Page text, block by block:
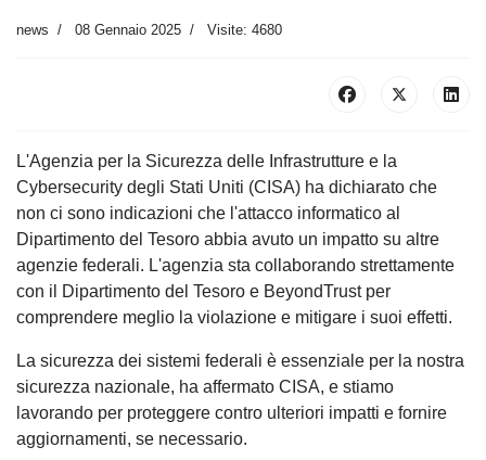
news 08 Gennaio 2025 Visite: 4680
L'Agenzia per la Sicurezza delle Infrastrutture e la
Cybersecurity degli Stati Uniti (CISA) ha dichiarato che
non ci sono indicazioni che l'attacco informatico al
Dipartimento del Tesoro abbia avuto un impatto su altre
agenzie federali. L'agenzia sta collaborando strettamente
con il Dipartimento del Tesoro e BeyondTrust per
comprendere meglio la violazione e mitigare i suoi effetti.
La sicurezza dei sistemi federali è essenziale per la nostra
sicurezza nazionale, ha affermato CISA, e stiamo
lavorando per proteggere contro ulteriori impatti e fornire
aggiornamenti, se necessario.